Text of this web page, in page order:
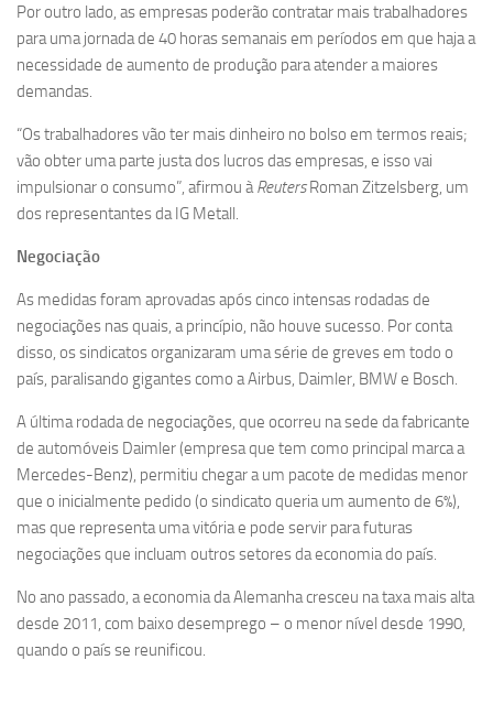
Por outro lado, as empresas poderão contratar mais trabalhadores
para uma jornada de 40 horas semanais em períodos em que haja a
necessidade de aumento de produção para atender a maiores
demandas.
“Os trabalhadores vão ter mais dinheiro no bolso em termos reais;
vão obter uma parte justa dos lucros das empresas, e isso vai
impulsionar o consumo”, afirmou àReutersRoman Zitzelsberg, um
dos representantes da IG Metall.
Negociação
As medidas foram aprovadas após cinco intensas rodadas de
negociações nas quais, a princípio, não houve sucesso. Por conta
disso, os sindicatos organizaram uma série de greves em todo o
país, paralisando gigantes como a Airbus, Daimler, BMW e Bosch.
A última rodada de negociações, que ocorreu na sede da fabricante
de automóveis Daimler (empresa que tem como principal marca a
Mercedes-Benz), permitiu chegar a um pacote de medidas menor
que o inicialmente pedido (o sindicato queria um aumento de 6%),
mas que representa uma vitória e pode servir para futuras
negociações que incluam outros setores da economia do país.
No ano passado, a economia da Alemanha cresceu na taxa mais alta
desde 2011, com baixo desemprego – o menor nível desde 1990,
quando o país se reunificou.